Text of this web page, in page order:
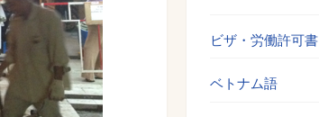
ビザ・労働許可書
ベトナム語